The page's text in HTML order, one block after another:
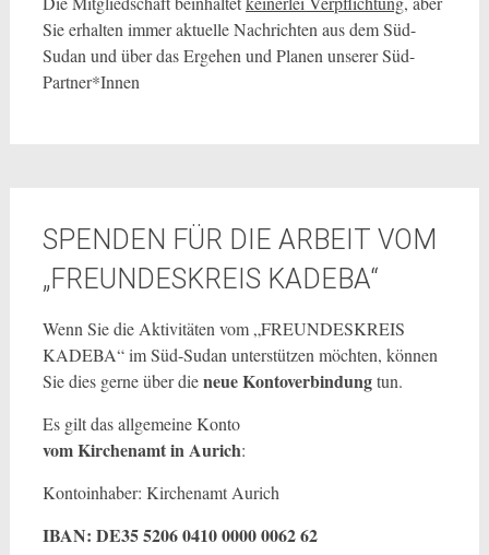
Sie erhalten immer aktuelle Nachrichten aus dem Süd-
Sudan und über das Ergehen und Planen unserer Süd-
Partner*Innen
SPENDEN FÜR DIE ARBEIT VOM
„FREUNDESKREIS KADEBA“
Wenn Sie die Aktivitäten vom „FREUNDESKREIS
KADEBA“ im Süd-Sudan unterstützen möchten, können
Sie dies gerne über dieneue Kontoverbindungtun.
Es gilt das allgemeine Konto
vom Kirchenamt in Aurich:
Kontoinhaber: Kirchenamt Aurich
IBAN: DE35 5206 0410 0000 0062 62